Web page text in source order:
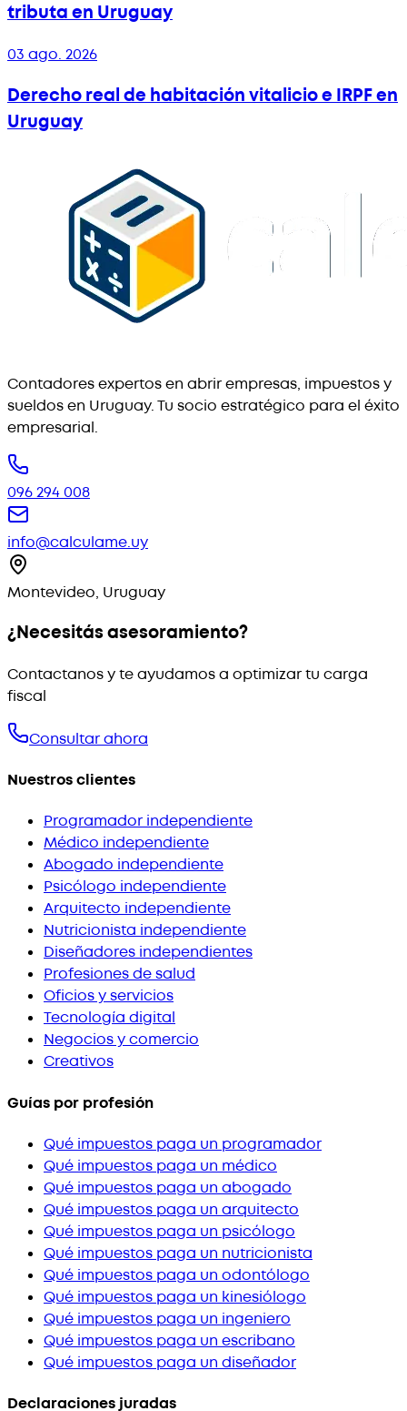
tributa en Uruguay
03 ago. 2026
Derecho real de habitación vitalicio e IRPF en
Uruguay
Contadores expertos en abrir empresas, impuestos y
sueldos en Uruguay. Tu socio estratégico para el éxito
empresarial.
096 294 008
info@calculame.uy
Montevideo, Uruguay
¿Necesitás asesoramiento?
Contactanos y te ayudamos a optimizar tu carga
fiscal
Consultar ahora
Nuestros clientes
Programador independiente
Médico independiente
Abogado independiente
Psicólogo independiente
Arquitecto independiente
Nutricionista independiente
Diseñadores independientes
Profesiones de salud
Oficios y servicios
Tecnología digital
Negocios y comercio
Creativos
Guías por profesión
Qué impuestos paga un programador
Qué impuestos paga un médico
Qué impuestos paga un abogado
Qué impuestos paga un arquitecto
Qué impuestos paga un psicólogo
Qué impuestos paga un nutricionista
Qué impuestos paga un odontólogo
Qué impuestos paga un kinesiólogo
Qué impuestos paga un ingeniero
Qué impuestos paga un escribano
Qué impuestos paga un diseñador
Declaraciones juradas